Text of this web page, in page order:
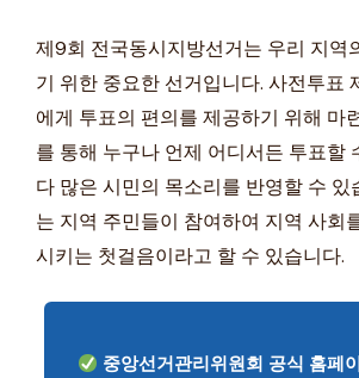
제9회 전국동시지방선거는 우리 지역
기 위한 중요한 선거입니다. 사전투표
에게 투표의 편의를 제공하기 위해 마
를 통해 누구나 언제 어디서든 투표할
다 많은 시민의 목소리를 반영할 수 있
는 지역 주민들이 참여하여 지역 사회
시키는 첫걸음이라고 할 수 있습니다.
중앙선거관리위원회 공식 홈페